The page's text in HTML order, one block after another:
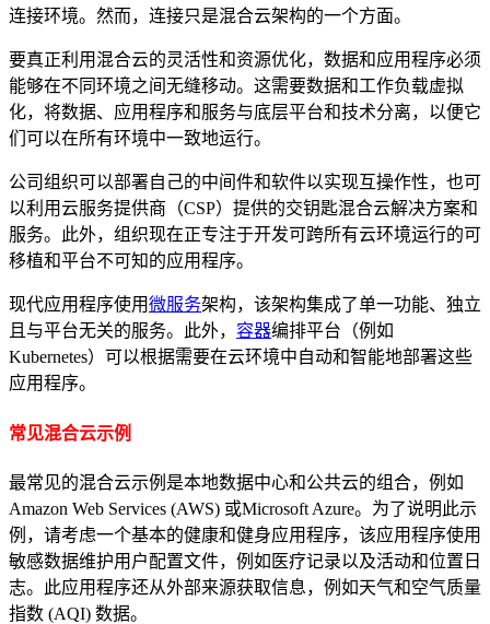
连接环境。然而，连接只是混合云架构的一个方面。
要真正利用混合云的灵活性和资源优化，数据和应用程序必须
能够在不同环境之间无缝移动。这需要数据和工作负载虚拟
化，将数据、应用程序和服务与底层平台和技术分离，以便它
们可以在所有环境中一致地运行。
公司组织可以部署自己的中间件和软件以实现互操作性，也可
以利用云服务提供商（CSP）提供的交钥匙混合云解决方案和
服务。此外，组织现在正专注于开发可跨所有云环境运行的可
移植和平台不可知的应用程序。
现代应用程序使用微服务架构，该架构集成了单一功能、独立
且与平台无关的服务。此外， 容器编排平台（例如
Kubernetes）可以根据需要在云环境中自动和智能地部署这些
应用程序。
常见混合云示例
最常见的混合云示例是本地数据中心和公共云的组合，例如
Amazon Web Services (AWS) 或Microsoft Azure。为了说明此示
例，请考虑一个基本的健康和健身应用程序，该应用程序使用
敏感数据维护用户配置文件，例如医疗记录以及活动和位置日
志。此应用程序还从外部来源获取信息，例如天气和空气质量
指数 (AQI) 数据。